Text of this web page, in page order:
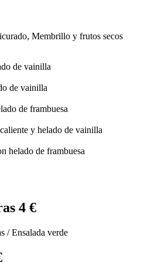
Membrillo y frutos secos
de vainilla
de vainilla
de frambuesa
y helado de vainilla
helado de frambuesa
4 €
/ Ensalada verde